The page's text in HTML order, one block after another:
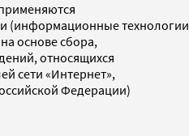
(информационные технологии
основе сбора,
относящихся
сети «Интернет»,
Федерации)